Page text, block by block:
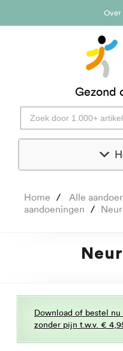
Over
Gezond
Home Alle
aandoeningen
Download of bestel nu
zonder pijn t.w.v. €